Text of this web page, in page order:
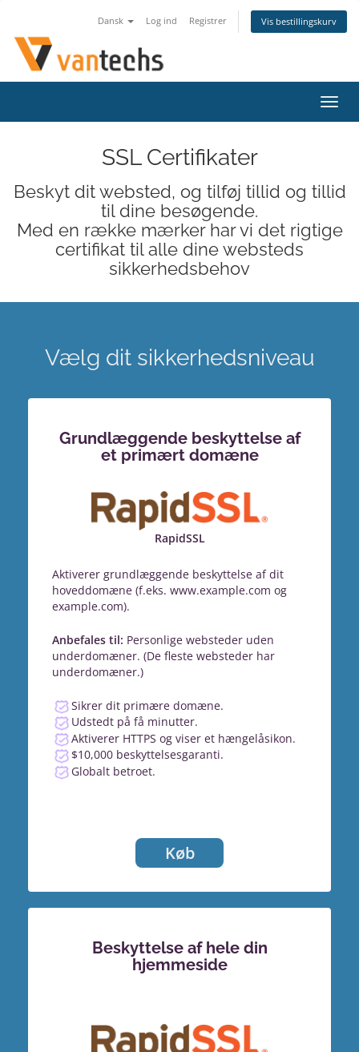
Dansk Log ind Registrer Vis bestillingskurv
Skift
SSL Certifikater
Beskyt dit websted, og tilføj tillid og tillid
til dine besøgende.
Med en række mærker har vi det rigtige
certifikat til alle dine websteds
sikkerhedsbehov
Vælg dit sikkerhedsniveau
Grundlæggende beskyttelse af
et primært domæne
RapidSSL
Aktiverer grundlæggende beskyttelse af dit
hoveddomæne (f.eks. www.example.com og
example.com).
Anbefales til: Personlige websteder uden
underdomæner. (De fleste websteder har
underdomæner.)
Sikrer dit primære domæne.
Udstedt på få minutter.
Aktiverer HTTPS og viser et hængelåsikon.
$10,000 beskyttelsesgaranti.
Globalt betroet.
Køb
Beskyttelse af hele din
hjemmeside